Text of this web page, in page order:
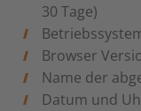
30 Tage)
Browser
Name der
Datum und